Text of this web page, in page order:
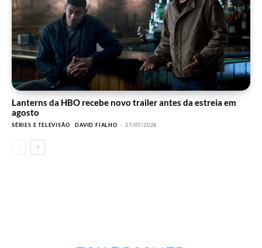
Lanterns da HBO recebe novo trailer antes da estreia em
agosto
SÉRIES E TELEVISÃO DAVID FIALHO - 27/07/2026